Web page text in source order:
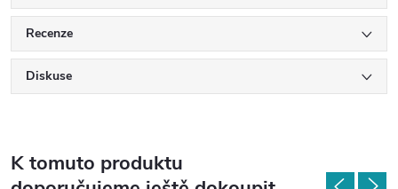
Recenze
Diskuse
K tomuto produktu